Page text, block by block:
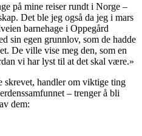
på mine reiser rundt i Norge –
Det ble jeg også da jeg i mars
barnehage i Oppegård
sin egen grunnlov, som de hadde
De ville vise meg den, som en
vi har lyst til at det skal være.»
skrevet, handler om viktige ting
– trenger å bli
dem: